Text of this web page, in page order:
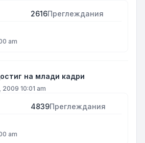
2616Преглеждания
am
на млади кадри
10:01 am
4839Преглеждания
am